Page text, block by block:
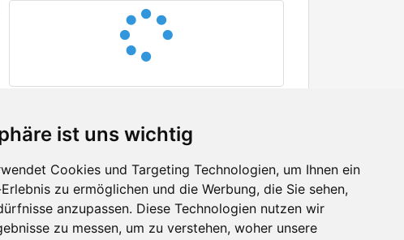
ist uns wichtig
Cookies und Targeting Technologien, um Ihnen ein
zu ermöglichen und die Werbung, die Sie sehen,
anzupassen. Diese Technologien nutzen wir
zu messen, um zu verstehen, woher unsere
Facebook
Twitter